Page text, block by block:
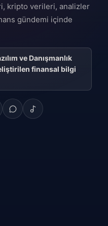
kripto verileri, analizler
gündemi içinde
ve Danışmanlık
finansal bilgi